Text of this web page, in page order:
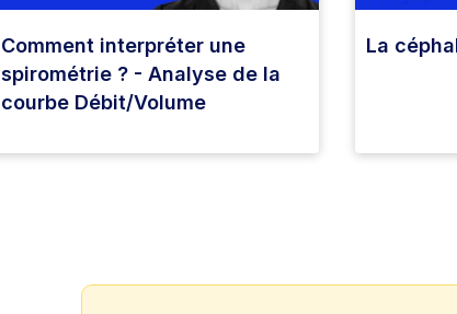
Comment interpréter une
spirométrie ? - Analyse de la
courbe Débit/Volume
La